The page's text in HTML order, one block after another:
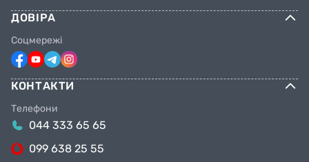
ДОВІРА
Соцмережі
КОНТАКТИ
Телефони
044 333 65 65
099 638 25 55